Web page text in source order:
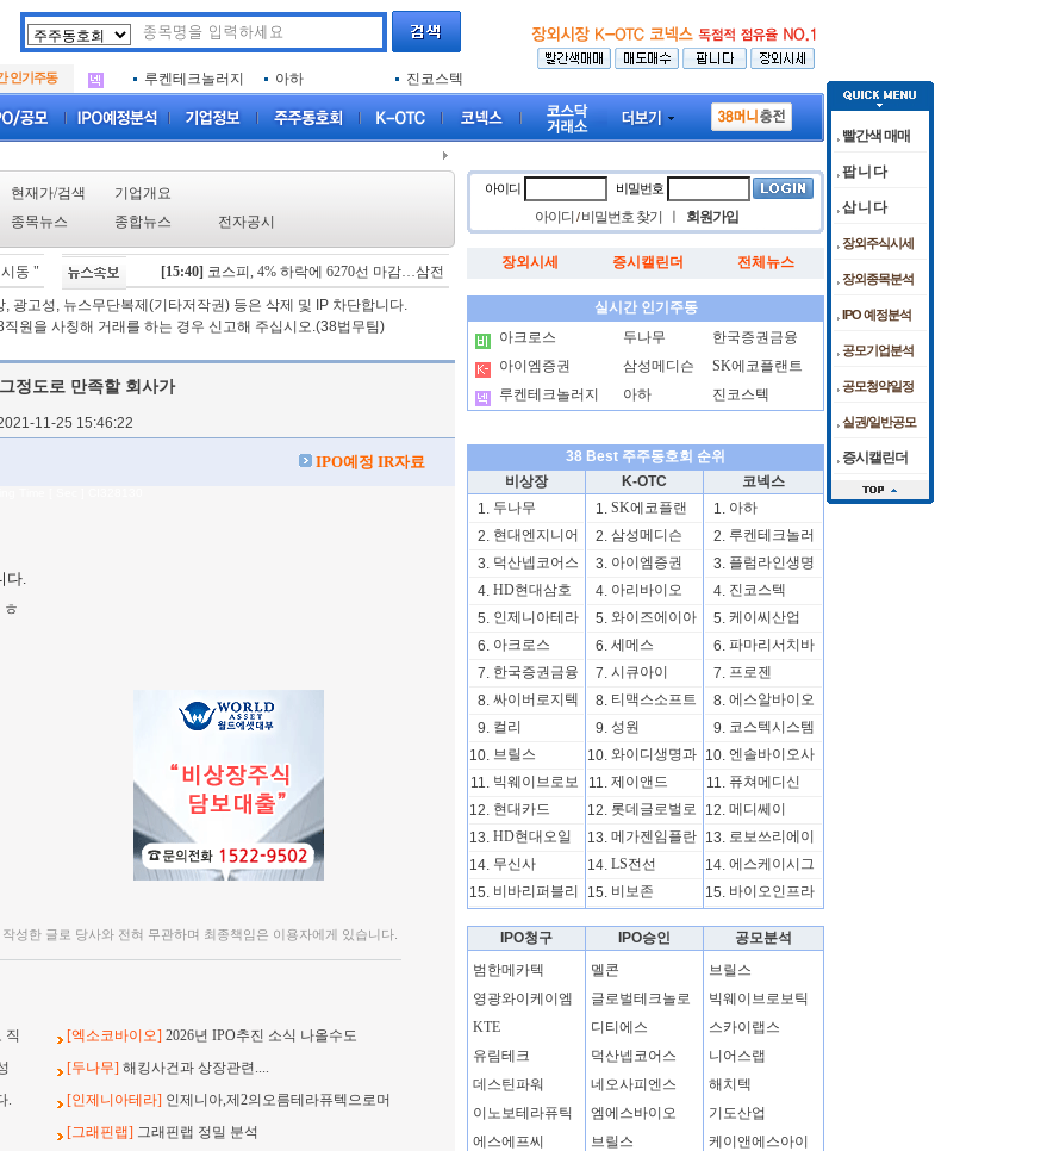
인기주동
아크로스 두나무
한국증권금융
.
아이엠증권 삼성메디슨
SK에코플랜트
루켄테크놀러지 아하
진코스텍
.
아이엠증권 삼성메디슨
SK에코플랜트
진코스텍
현재가/검색
기업개요
종목뉴스
종합뉴스 전자공시
"2029년 방공망 체계 편입" [08/06]스카이랩스, "카트 비피 프로" 미국 FDA 허가 임상 준비 박차 [08/05]케이앤에스아이앤씨 공모청약 마감날 청약경쟁률
[15:40]코스피, 4% 하락에 6270선 마감…삼전·SK하닉 '와르르' 각각 6%·10%대 급락 [09:11]
코스피 약보합·코스닥은 강보합…美 증시 혼조 마
광고성, 뉴스무단복제(기타저작권) 등은 삭제 및 IP 차단합니다.
원을 사칭해 거래를 하는 경우 신고해 주십시오.(38법무팀)
정도로 만족할 회사가
11-25 15:46:22
IPO예정 IR자료
다.
성한 글로 당사와 전혀 무관하며 최종책임은 이용자에게 있습니다.
직 [엑소코바이오] 2026년 IPO추진 소식 나올수도
[두나무] 해킹사건과 상장관련....
. [인제니아테라] 인제니아,제2의오름테라퓨텍으로머
[그래핀랩] 그래핀랩 정밀 분석
아이디 비밀번호
아이디 /비밀번호 찾기 회원가입
장외시세 증시캘린더 전체뉴스
실시간 인기주동
아크로스 두나무
한국증권금융
아이엠증권 삼성메디슨
SK에코플랜트
루켄테크놀러지 아하 진코스텍
38 Best 주주동호회 순위
비상장
K-OTC
코넥스
1. 두나무
2. 현대엔지니어
3. 덕산넵코어스
4. HD현대삼호
5. 인제니아테라
6. 아크로스
7. 한국증권금융
8. 싸이버로지텍
9. 컬리
10. 브릴스
11. 빅웨이브로보
12. 현대카드
13. HD현대오일
14. 무신사
15. 비바리퍼블리
1. SK에코플랜
2. 삼성메디슨
3. 아이엠증권
4. 아리바이오
5. 와이즈에이아
6. 세메스
7. 시큐아이
8. 티맥스소프트
9. 성원
10. 와이디생명과
11. 제이앤드
12. 롯데글로벌로
13. 메가젠임플란
14. LS전선
15. 비보존
1. 아하
2. 루켄테크놀러
3. 플럼라인생명
4. 진코스텍
5. 케이씨산업
6. 파마리서치바
7. 프로젠
8. 에스알바이오
9. 코스텍시스템
10. 엔솔바이오사
11. 퓨쳐메디신
12. 메디쎄이
13. 로보쓰리에이
14. 에스케이시그
15. 바이오인프라
IPO청구 IPO승인
공모분석
범한메카텍
영광와이케이엠
KTE
유림테크
데스틴파워
이노보테라퓨틱
에스에프씨
멜콘
글로벌테크놀로
디티에스
덕산넵코어스
네오사피엔스
엠에스바이오
브릴스
브릴스
빅웨이브로보틱
스카이랩스
니어스랩
해치텍
기도산업
케이앤에스아이
빨간색 매매
팝 니 다
삽 니 다
장외주식시세
장외종목분석
IPO 예정분석
공모기업분석
공모청약일정
실권/일반공모
증시캘린더